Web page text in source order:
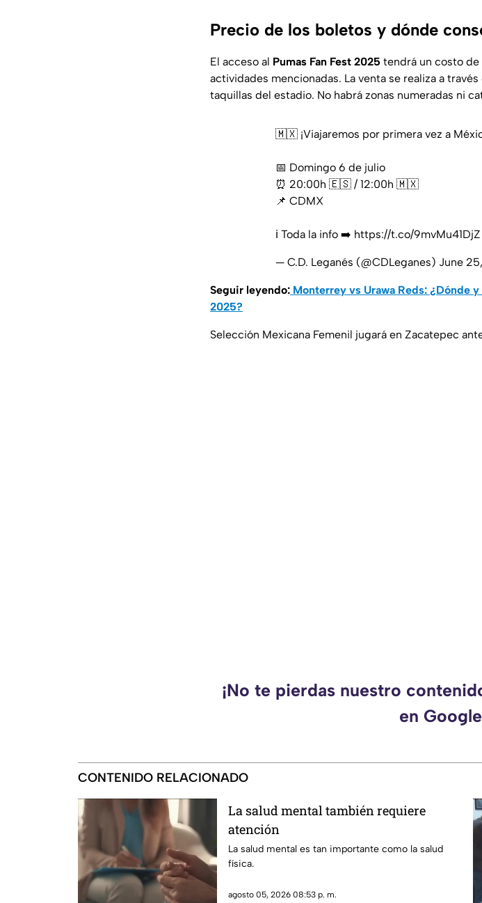
Precio de los boletos y dónde
El acceso al Pumas Fan Fest 2025 tendrá un costo de
actividades mencionadas. La venta se realiza a
taquillas del estadio. No habrá zonas numeradas ni
🇲🇽 ¡Viajaremos por primera vez a
📅 Domingo 6 de julio
⏰ 20:00h 🇪🇸 / 12:00h 🇲🇽
📌 CDMX
ℹ️ Toda la info ➡️ https://t.co/9mvMu41DjZ
— C.D. Leganés (@CDLeganes) June
Seguir leyendo: Monterrey vs Urawa Reds: ¿Dónde
2025?
Selección Mexicana Femenil jugará en Zacatepec
¡No te pierdas nuestro
en
CONTENIDO RELACIONADO
La salud mental también requiere
atención
La salud mental es tan importante como la salud
física.
agosto 05, 2026 08:53 p. m.